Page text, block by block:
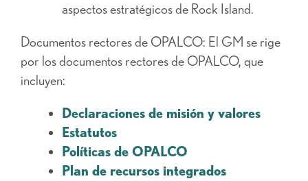
aspectos estratégicos de Rock Island.
Documentos rectores de OPALCO: El GM se rige
por los documentos rectores de OPALCO, que
incluyen:
Declaraciones de misión y valores
Estatutos
Políticas de OPALCO
Plan de recursos integrados